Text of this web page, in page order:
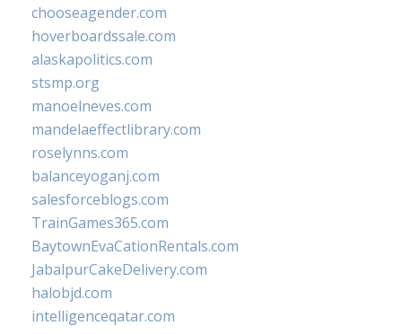
chooseagender.com
hoverboardssale.com
alaskapolitics.com
stsmp.org
manoelneves.com
mandelaeffectlibrary.com
roselynns.com
balanceyoganj.com
salesforceblogs.com
TrainGames365.com
BaytownEvaCationRentals.com
JabalpurCakeDelivery.com
halobjd.com
intelligenceqatar.com